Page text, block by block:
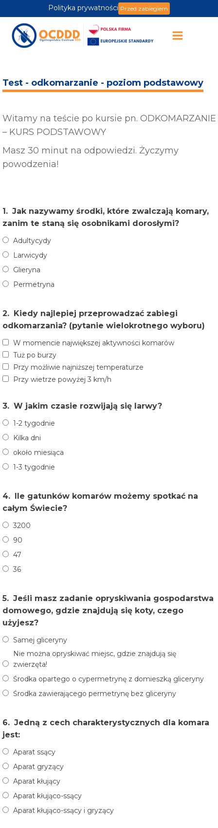
Polityka prywatności Przed zabiegiem
Test - odkomarzanie - poziom podstawowy
Witamy na teście po kursie pn. ODKOMARZANIE
– KURS PODSTAWOWY
Masz 30 minut na odpowiedzi. Życzymy
powodzenia!
1. Jak nazywamy środki, które zwalczają komary,
zanim te staną się osobnikami dorosłymi?
Adultycydy
Larwicydy
Glieryna
Permetryna
2.
Kiedy najlepiej przeprowadzać zabiegi
odkomarzania? (pytanie wielokrotnego wyboru)
W momencie największej aktywności komarów
Tuż po burzy
Przy możliwie najniższej temperaturze
Przy wietrze powyżej 3 km/h
3. W jakim czasie rozwijają się larwy?
1-2 tygodnie
Kilka dni
około miesiąca
1-3 tygodnie
4.
Ile gatunków komarów możemy spotkać na
całym Świecie?
3200
90
47
36
5. Jeśli masz zadanie opryskiwania gospodarstwa
domowego, gdzie znajdują się koty, czego
użyjesz?
Samej gliceryny
Nie można opryskiwać miejsc, gdzie znajdują się
zwierzęta!
Środka opartego o cypermetrynę z domieszką gliceryny
Środka zawierającego permetrynę bez gliceryny
6. Jedną z cech charakterystycznych dla komara
jest:
Aparat ssący
Aparat gryzący
Aparat kłujący
Aparat kłująco-ssący
Aparat kłująco-ssący i gryzący